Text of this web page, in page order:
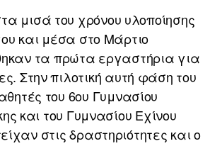
μισά του χρόνου υλοποίησης
και μέσα στο Μάρτιο
τα πρώτα εργαστήρια για
Στην πιλοτική αυτή φάση του
του 6ου Γυμνασίου
και του Γυμνασίου Εχίνου
στις δραστηριότητες και ο